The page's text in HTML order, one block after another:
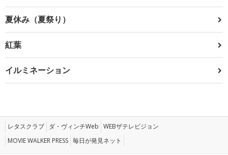
夏休み（夏祭り）
紅葉
イルミネーション
レタスクラブ ダ・ヴィンチWeb WEBザテレビジョン
MOVIE WALKER PRESS 毎日が発見ネット